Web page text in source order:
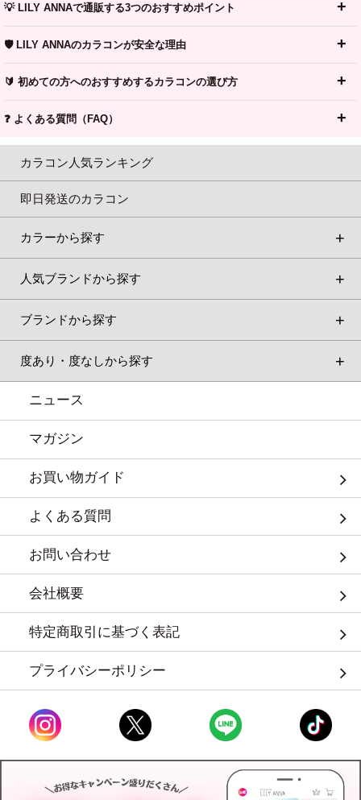
💡 LILY ANNAで通販する3つのおすすめポイント
🛡️ LILY ANNAのカラコンが安全な理由
🔰 初めての方へのおすすめするカラコンの選び方
❓ よくある質問（FAQ）
カラコン人気ランキング
即日発送のカラコン
カラーから探す
人気ブランドから探す
ブランドから探す
度あり・度なしから探す
ニュース
マガジン
お買い物ガイド
よくある質問
お問い合わせ
会社概要
特定商取引に基づく表記
プライバシーポリシー